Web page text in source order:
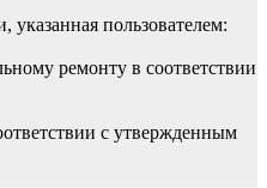
пользователем:
ремонту в соответствии
с утвержденным